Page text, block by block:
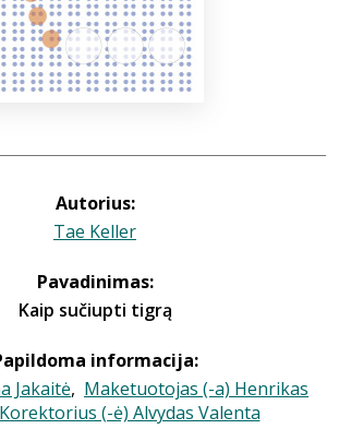
Autorius:
Tae Keller
Pavadinimas:
Kaip sučiupti tigrą
informacija:
Jakaitė, Maketuotojas (-a) Henrikas
Korektorius (-ė) Alvydas Valenta